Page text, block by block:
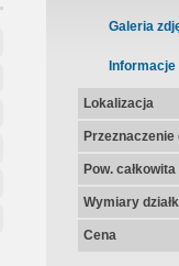
UmowaGaleria
Informacje
Lokalizacja
Przeznaczenie
Pow.
Wymiary
Cena